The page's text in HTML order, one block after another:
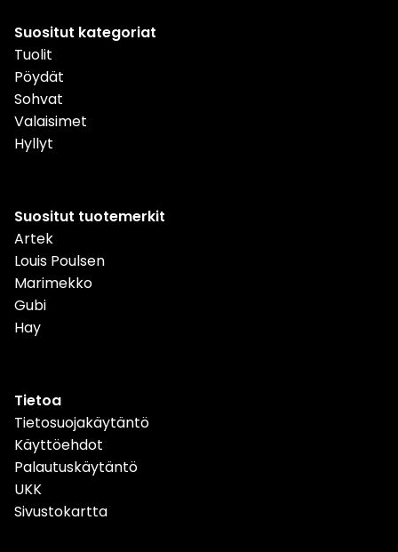
Suositut kategoriat
Tuolit
Pöydät
Sohvat
Valaisimet
Hyllyt
Suositut tuotemerkit
Artek
Louis Poulsen
Marimekko
Gubi
Hay
Tietoa
Tietosuojakäytäntö
Käyttöehdot
Palautuskäytäntö
UKK
Sivustokartta